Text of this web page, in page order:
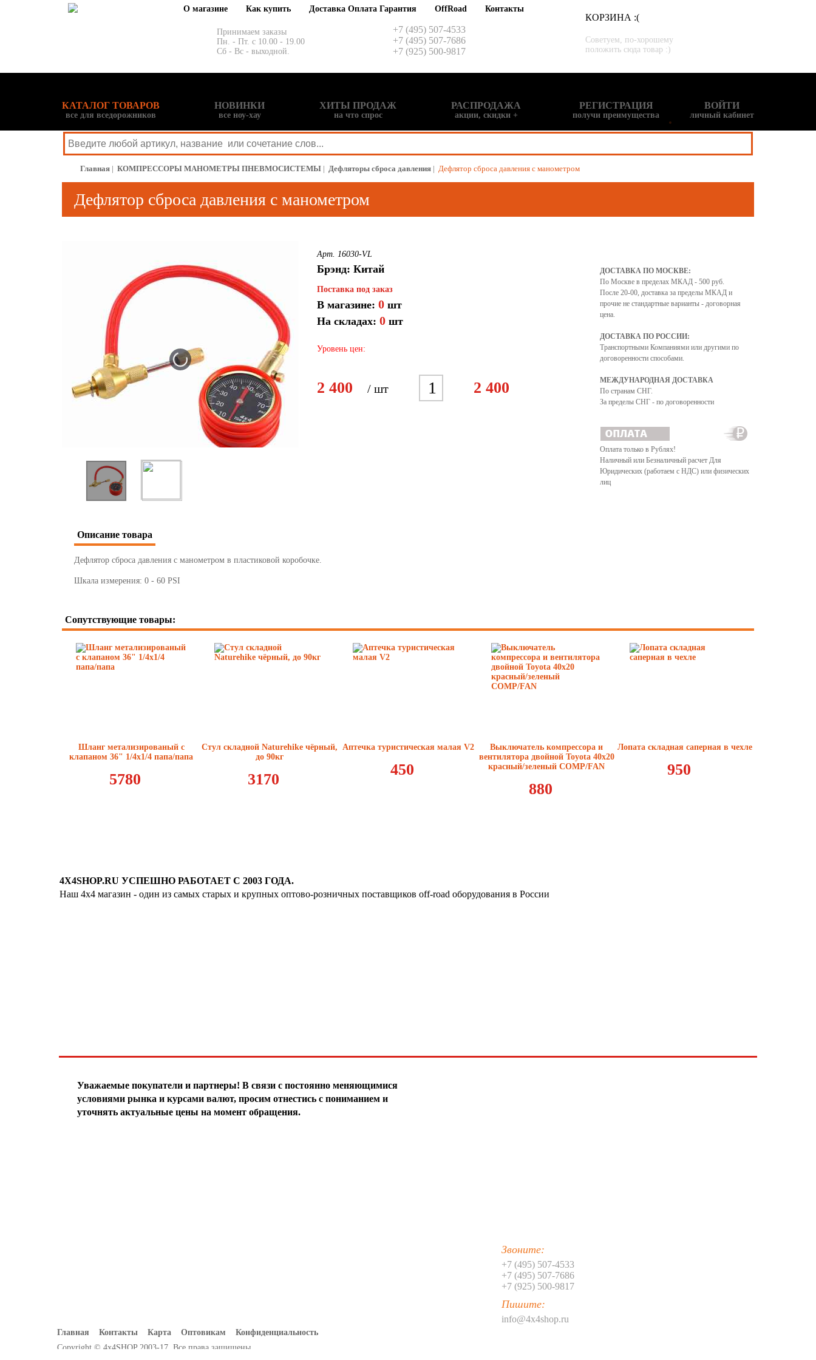
О магазине Как купить Доставка Оплата Гарантия OffRoad Контакты
Принимаем заказы
Пн. - Пт. с 10.00 - 19.00
Сб - Вс - выходной.
+7 (495) 507-4533
+7 (495) 507-7686
+7 (925) 500-9817
КОРЗИНА :(
Советуем, по-хорошему
положить сюда товар :)
РЕГИСТРАЦИЯ
получи преимущества
ВОЙТИ
личный кабинет
КАТАЛОГ ТОВАРОВ
все для вседорожников
НОВИНКИ
все ноу-хау
ХИТЫ ПРОДАЖ
на что спрос
РАСПРОДАЖА
акции, скидки +
Главная | КОМПРЕССОРЫ МАНОМЕТРЫ ПНЕВМОСИСТЕМЫ | Дефляторы сброса давления | Дефлятор сброса давления с манометром
Дефлятор сброса давления с манометром
Арт. 16030-VL
Брэнд: Китай
Поставка под заказ
В магазине: 0 шт
На складах: 0 шт
Уровень цен:
2 400 / шт 1 3 4 8 9 10 11 12
2 400
ДОСТАВКА ПО МОСКВЕ:
По Москве в пределах МКАД - 500 руб.
После 20-00, доставка за пределы МКАД и
прочие не стандартные варианты - договорная
цена.
ДОСТАВКА ПО РОССИИ:
Транспортными Компаниями или другими по
договоренности способами.
МЕЖДУНАРОДНАЯ ДОСТАВКА
По странам СНГ.
За пределы СНГ - по договоренности
Оплата только в Рублях!
Наличный или Безналичный расчет Для
Юридических (работаем с НДС) или физических
лиц
Описание товара
Дефлятор сброса давления с манометром в пластиковой коробочке.
Шкала измерения: 0 - 60 PSI
Сопутствующие товары:
Шланг метализированый с
клапаном 36" 1/4х1/4 папа/папа
5780
Стул складной Naturehike чёрный,
до 90кг
3170
Аптечка туристическая малая V2
450
Выключатель компрессора и
вентилятора двойной Toyota 40x20
красный/зеленый COMP/FAN
880
Лопата складная саперная в чехле
950
4X4SHOP.RU УСПЕШНО РАБОТАЕТ С 2003 ГОДА.
Наш 4x4 магазин - один из самых старых и крупных оптово-розничных поставщиков off-road оборудования в России
Уважаемые покупатели и партнеры! В связи с постоянно меняющимися
условиями рынка и курсами валют, просим отнестись с пониманием и
уточнять актуальные цены на момент обращения.
Звоните:
+7 (495) 507-4533
+7 (495) 507-7686
+7 (925) 500-9817
Пишите:
info@4x4shop.ru
Главная Контакты Карта Оптовикам
Конфиденциальность
Copyright © 4x4SHOP 2003-17. Все права защищены.